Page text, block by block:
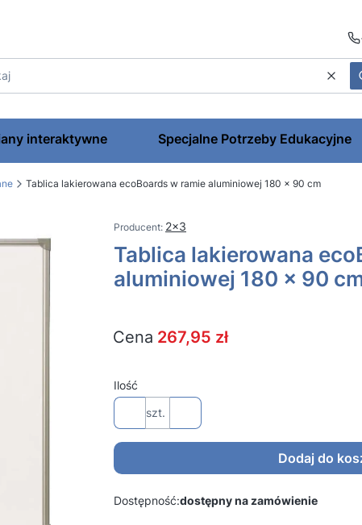
interaktywne Specjalne Potrzeby Edukacyjne
Tablica lakierowana ecoBoards w ramie aluminiowej 180 x 90 cm
2x3
Tablica lakierowana
aluminiowej 180 x 90
Cena 267,95 zł
Ilość
szt.
Dodaj do
Dostępność:dostępny na zamówienie